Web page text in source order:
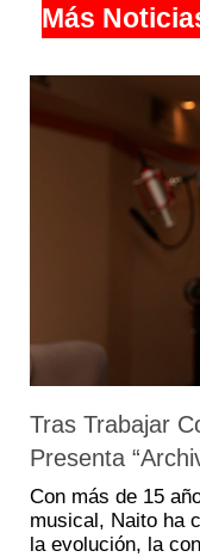
Más
Tras Trabajar
Presenta
Con más de 15
musical, Naito ha
la evolución, la